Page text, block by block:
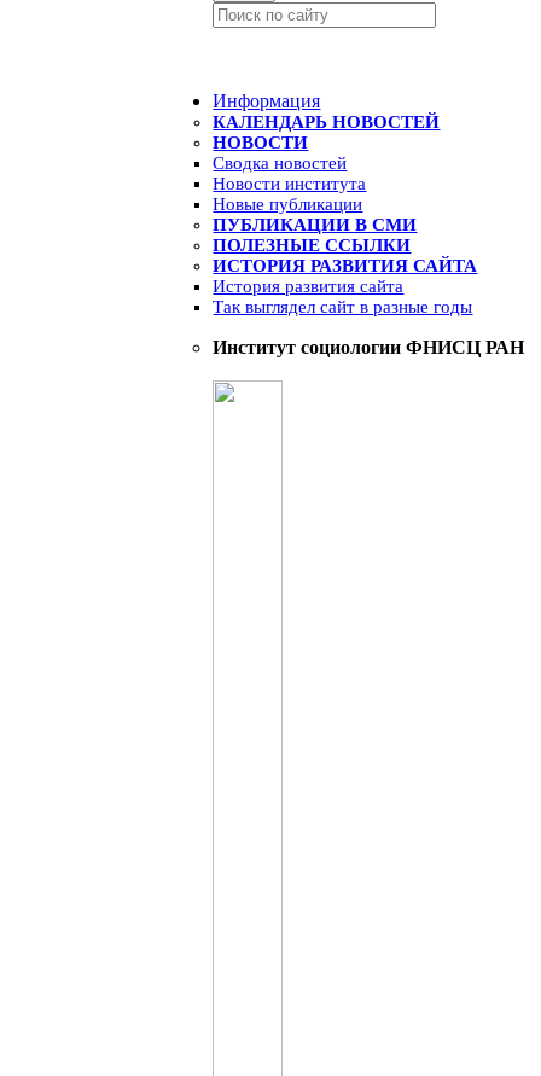
Информация
КАЛЕНДАРЬ НОВОСТЕЙ
НОВОСТИ
Сводка новостей
Новости института
Новые публикации
ПУБЛИКАЦИИ В СМИ
ПОЛЕЗНЫЕ ССЫЛКИ
ИСТОРИЯ РАЗВИТИЯ САЙТА
История развития сайта
Так выглядел сайт в разные годы
Институт социологии ФНИСЦ РАН